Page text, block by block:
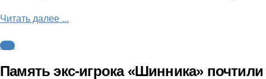
Читать далее ...
ФНЛ
Память экс-игрока «Шинника» почтили